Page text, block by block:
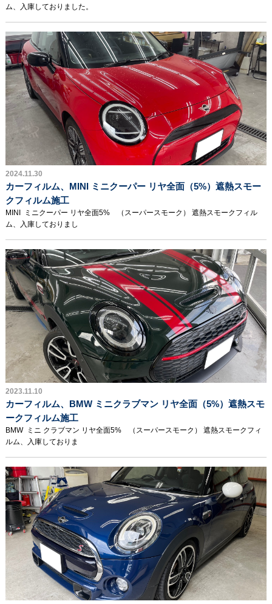
ム、入庫しておりました。
2024.11.30
カーフィルム、MINI ミニクーパー リヤ全面（5%）遮熱スモー
クフィルム施工
MINI ミニクーパー リヤ全面5% （スーパースモーク） 遮熱スモークフィル
ム、入庫しておりまし
2023.11.10
カーフィルム、BMW ミニクラブマン リヤ全面（5%）遮熱スモ
ークフィルム施工
BMW ミニ クラブマン リヤ全面5% （スーパースモーク） 遮熱スモークフィ
ルム、入庫しておりま